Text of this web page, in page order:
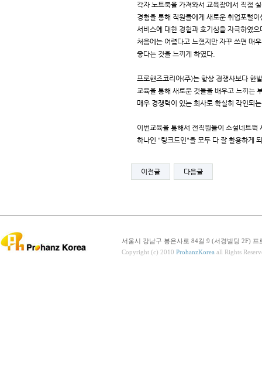
각자 노트북을 가져와서 교육장에서 직접
경험을 통해 직원들에게 새로운 취업포털이
서비스에 대한 경험과 호기심을 자극하였으
처음에는 어렵다고 느꼈지만 자꾸 쓰면 매
좋다는 것을 느끼게 하였다.
프로핸즈코리아(주)는 항상 경쟁사보다 한
교육을 통해 새로운 것들을 배우고 느끼는
매우 경쟁력이 있는 회사로 확실히 각인되
이번교육을 통해서 전직원들이 소설네트웍
하나인 "링크드인"을 모두 다 잘 활용하게
이전글 다음글
서울시 강남구 봉은사로 84길 9 (서경빌딩 2F)
Copyright (c) 2010 ProhanzKorea all Rights